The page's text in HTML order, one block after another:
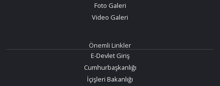
Foto Galeri
Video Galeri
Önemli Linkler
E-Devlet Giriş
Cumhurbaşkanlığı
İçişleri Bakanlığı